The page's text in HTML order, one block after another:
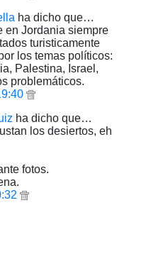
ha dicho que…
en Jordania siempre
turisticamente
los temas políticos:
Palestina, Israel,
problemáticos.
ha dicho que…
los desiertos, eh
fotos.